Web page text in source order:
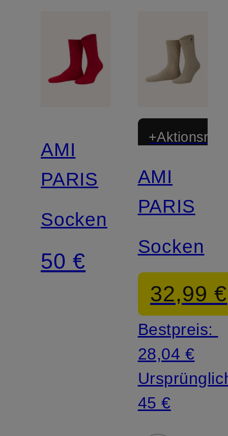
AMI
PARIS
Socken
50 €
AMI
PARIS
Socken
32,99 €
Bestpreis:
28,04 €
45 €